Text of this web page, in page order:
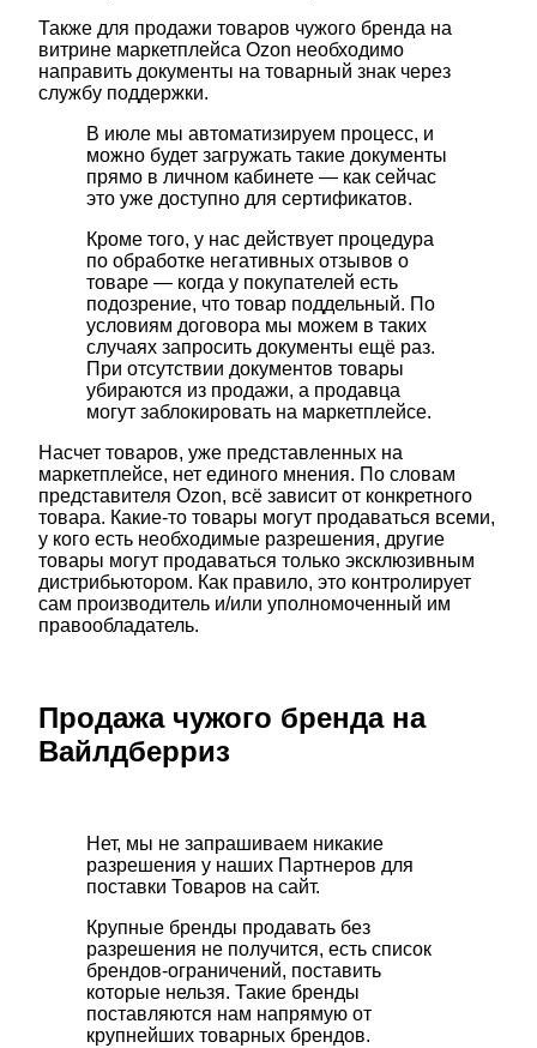
Также для продажи товаров чужого бренда на
витрине маркетплейса Ozon необходимо
направить документы на товарный знак через
службу поддержки.
В июле мы автоматизируем процесс, и
можно будет загружать такие документы
прямо в личном кабинете — как сейчас
это уже доступно для сертификатов.
Кроме того, у нас действует процедура
по обработке негативных отзывов о
товаре — когда у покупателей есть
подозрение, что товар поддельный. По
условиям договора мы можем в таких
случаях запросить документы ещё раз.
При отсутствии документов товары
убираются из продажи, а продавца
могут заблокировать на маркетплейсе.
Насчет товаров, уже представленных на
маркетплейсе, нет единого мнения. По словам
представителя Ozon, всё зависит от конкретного
товара. Какие-то товары могут продаваться всеми,
у кого есть необходимые разрешения, другие
товары могут продаваться только эксклюзивным
дистрибьютором. Как правило, это контролирует
сам производитель и/или уполномоченный им
правообладатель.
Продажа чужого бренда на
Вайлдберриз
Нет, мы не запрашиваем никакие
разрешения у наших Партнеров для
поставки Товаров на сайт.
Крупные бренды продавать без
разрешения не получится, есть список
брендов-ограничений, поставить
которые нельзя. Такие бренды
поставляются нам напрямую от
крупнейших товарных брендов.